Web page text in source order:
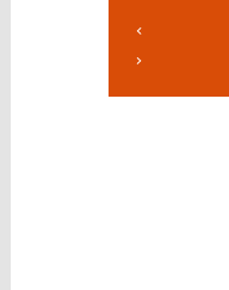
<
>